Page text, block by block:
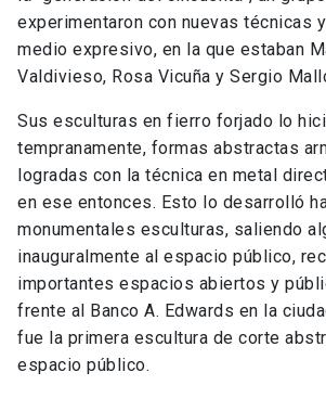
experimentaron con nuevas técnicas
medio expresivo, en la que estaban
Valdivieso, Rosa Vicuña y Sergio
Sus esculturas en fierro forjado lo
tempranamente, formas abstractas
logradas con la técnica en metal
en ese entonces. Esto lo desarrolló
monumentales esculturas, saliendo
inauguralmente al espacio público,
importantes espacios abiertos y
frente al Banco A. Edwards en la
fue la primera escultura de corte
espacio público.